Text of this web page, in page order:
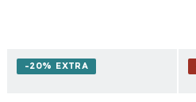
-20% EXTRA